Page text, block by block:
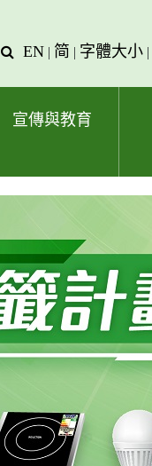
查
字
EN | 简 | 字體大小 |
宣傳與教育